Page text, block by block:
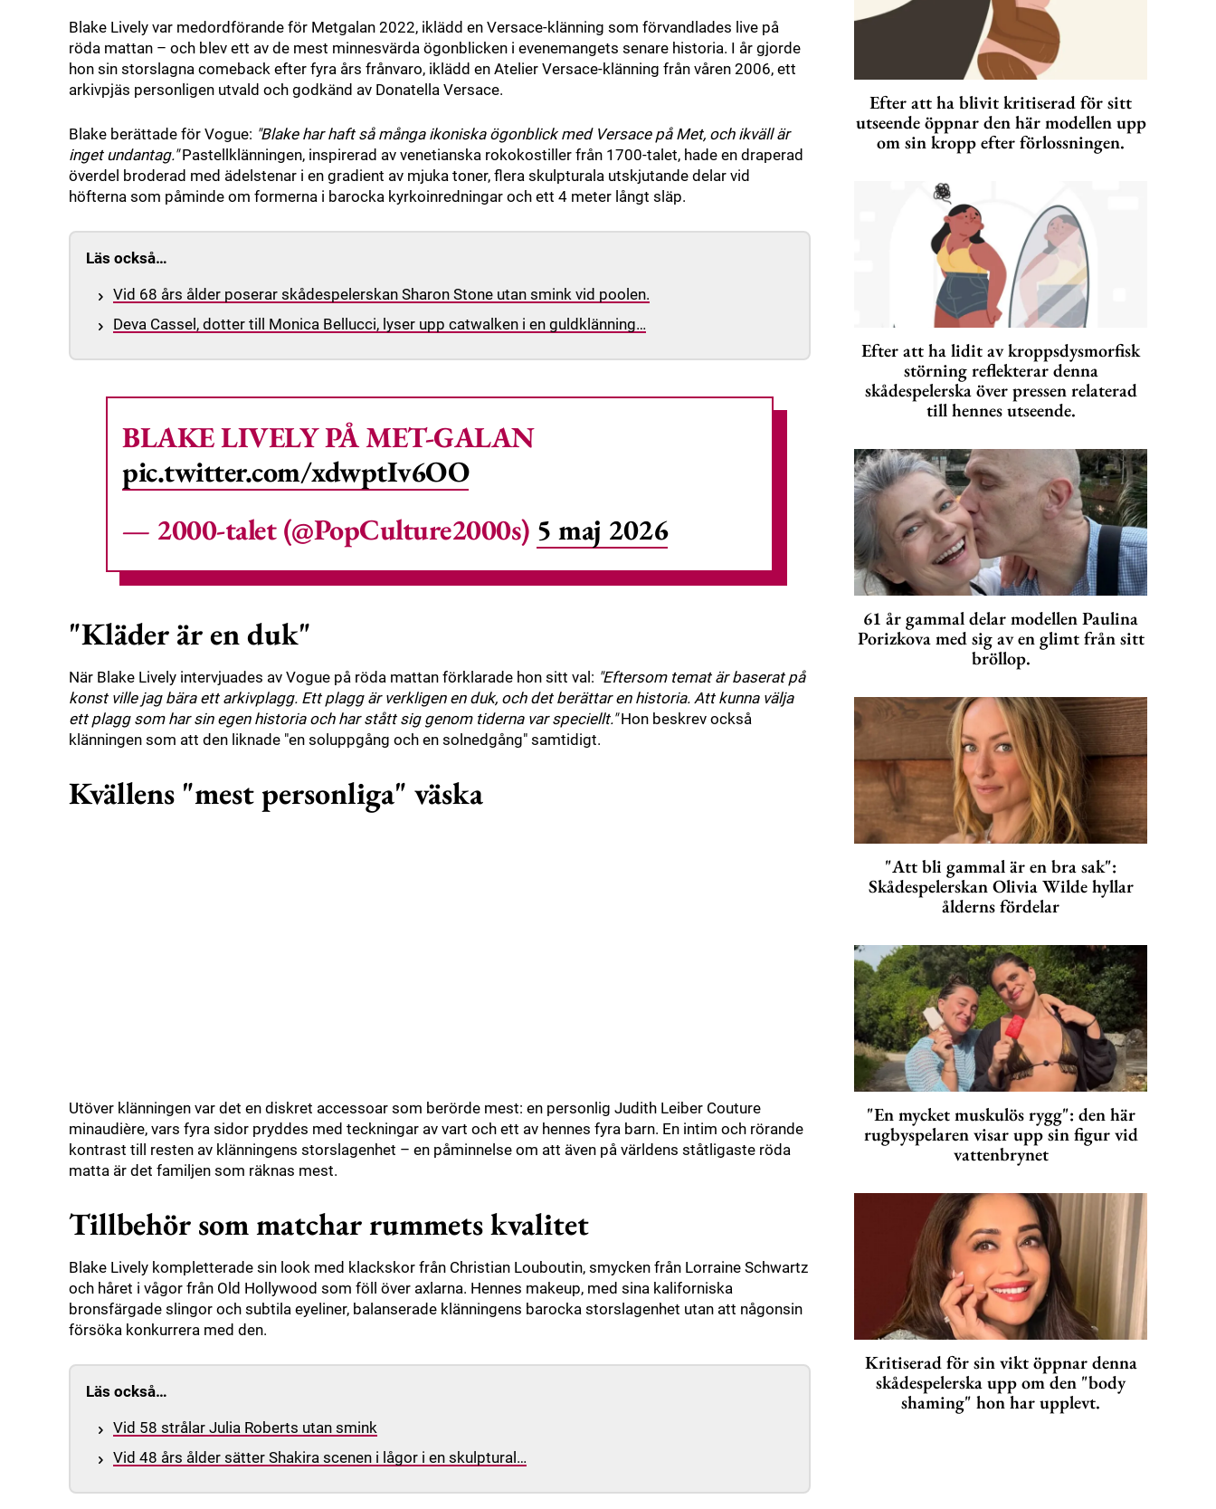
Blake Lively var medordförande för Metgalan 2022, iklädd en Versace-klänning som förvandlades live på
röda mattan – och blev ett av de mest minnesvärda ögonblicken i evenemangets senare historia. I år gjorde
hon sin storslagna comeback efter fyra års frånvaro, iklädd en Atelier Versace-klänning från våren 2006, ett
arkivpjäs personligen utvald och godkänd av Donatella Versace.
Blake berättade för Vogue: "Blake har haft så många ikoniska ögonblick med Versace på Met, och ikväll är
inget undantag."Pastellklänningen, inspirerad av venetianska rokokostiller från 1700-talet, hade en draperad
överdel broderad med ädelstenar i en gradient av mjuka toner, flera skulpturala utskjutande delar vid
höfterna som påminde om formerna i barocka kyrkoinredningar och ett 4 meter långt släp.
Läs också…
Vid 68 års ålder poserar skådespelerskan Sharon Stone utan smink vid poolen.
Deva Cassel, dotter till Monica Bellucci, lyser upp catwalken i en guldklänning…
BLAKE LIVELY PÅ MET-GALAN
pic.twitter.com/xdwptIv6OO
— 2000-talet (@PopCulture2000s) 5 maj 2026
"Kläder är en duk"
När Blake Lively intervjuades av Vogue på röda mattan förklarade hon sitt val: "Eftersom temat är baserat på
konst ville jag bära ett arkivplagg. Ett plagg är verkligen en duk, och det berättar en historia. Att kunna välja
ett plagg som har sin egen historia och har stått sig genom tiderna var speciellt."Hon beskrev också
klänningen som att den liknade "en soluppgång och en solnedgång" samtidigt.
Kvällens "mest personliga" väska
Utöver klänningen var det en diskret accessoar som berörde mest: en personlig Judith Leiber Couture
minaudière, vars fyra sidor pryddes med teckningar av vart och ett av hennes fyra barn. En intim och rörande
kontrast till resten av klänningens storslagenhet – en påminnelse om att även på världens ståtligaste röda
matta är det familjen som räknas mest.
Tillbehör som matchar rummets kvalitet
Blake Lively kompletterade sin look med klackskor från Christian Louboutin, smycken från Lorraine Schwartz
och håret i vågor från Old Hollywood som föll över axlarna. Hennes makeup, med sina kaliforniska
bronsfärgade slingor och subtila eyeliner, balanserade klänningens barocka storslagenhet utan att någonsin
försöka konkurrera med den.
Läs också…
Vid 58 strålar Julia Roberts utan smink
Vid 48 års ålder sätter Shakira scenen i lågor i en skulptural…
Efter att ha blivit kritiserad för sitt
utseende öppnar den här modellen upp
om sin kropp efter förlossningen.
Efter att ha lidit av kroppsdysmorfisk
störning reflekterar denna
skådespelerska över pressen relaterad
till hennes utseende.
61 år gammal delar modellen Paulina
Porizkova med sig av en glimt från sitt
bröllop.
"Att bli gammal är en bra sak":
Skådespelerskan Olivia Wilde hyllar
ålderns fördelar
"En mycket muskulös rygg": den här
rugbyspelaren visar upp sin figur vid
vattenbrynet
Kritiserad för sin vikt öppnar denna
skådespelerska upp om den "body
shaming" hon har upplevt.